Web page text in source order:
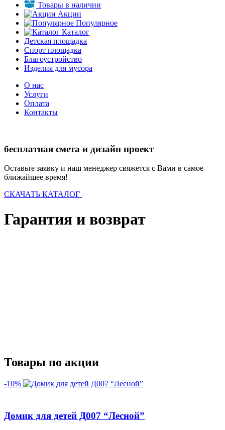
Товары в наличии
Акции
Популярное
Каталог
Детская площадка
Спорт площадка
Благоустройство
Изделия для мусора
О нас
Услуги
Оплата
Контакты
бесплатная смета и дизайн проект
Оставьте заявку и наш менеджер свяжется с Вами в самое
ближайшее время!
СКАЧАТЬ КАТАЛОГ
Гарантия и возврат
Товары по акции
-10%
Домик для детей Д007 “Лесной”